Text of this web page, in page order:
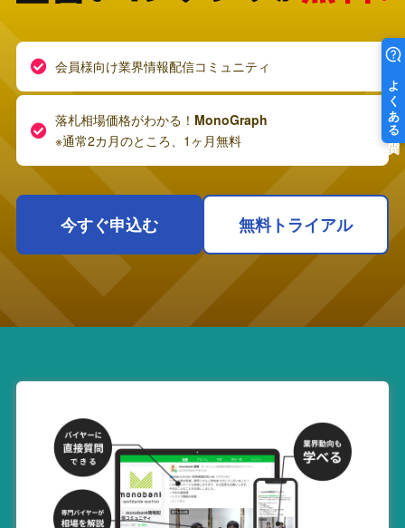
会員様向け業界情報配信コミュニティ
落札相場価格がわかる！ MonoGraph
※通常2カ月のところ、1ヶ月無料
今すぐ申込む 無料トライアル